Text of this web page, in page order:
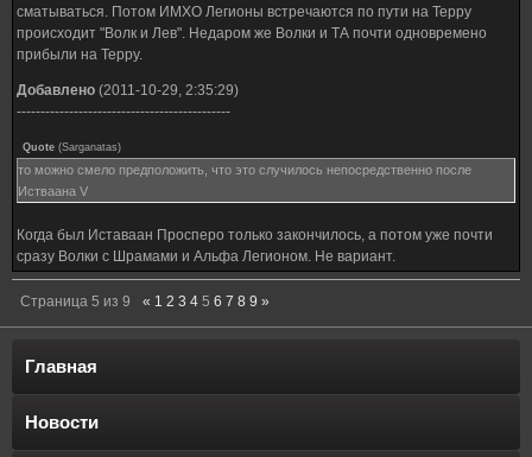
сматываться. Потом ИМХО Легионы встречаются по пути на Терру
происходит "Волк и Лев". Недаром же Волки и ТА почти одновремено
прибыли на Терру.
Добавлено (2011-10-29, 2:35:29)
---------------------------------------------
Quote (Sarganatas)
то можно смело предположить, что это случилось непосредственно после
Истваана V
Когда был Иставаан Просперо только закончилось, а потом уже почти
сразу Волки с Шрамами и Альфа Легионом. Не вариант.
Страница 5 из 9 « 1 2 3 4 5 6 7 8 9 »
Главная
Новости